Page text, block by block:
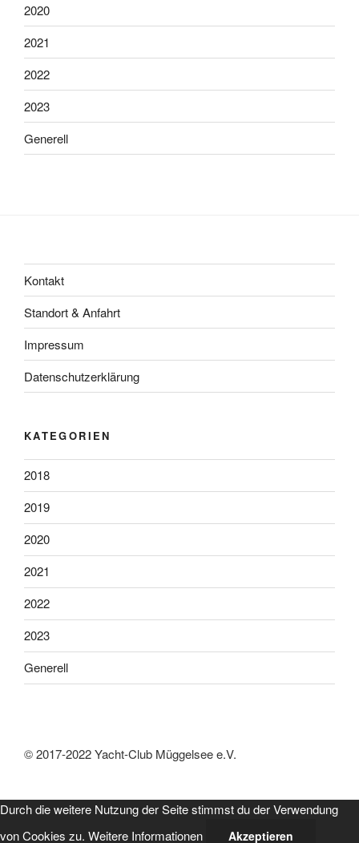
2020
2021
2022
2023
Generell
Kontakt
Standort & Anfahrt
Impressum
Datenschutzerklärung
KATEGORIEN
2018
2019
2020
2021
2022
2023
Generell
© 2017-2022 Yacht-Club Müggelsee e.V.
Durch die weitere Nutzung der Seite stimmst du der Verwendung
von Cookies zu. Weitere Informationen Akzeptieren